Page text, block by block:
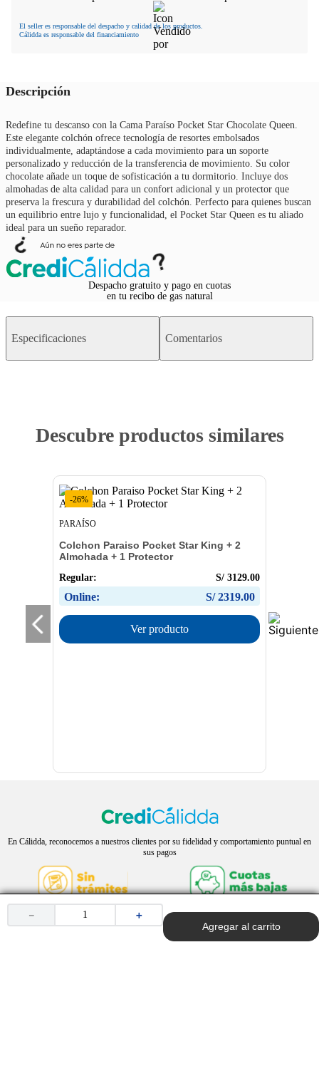
El seller es responsable del despacho y calidad de los productos.
Cálidda es responsable del financiamiento
＋
－
Agregar al carrito
Descripción
Redefine tu descanso con la Cama Paraíso Pocket Star Chocolate Queen.
Este elegante colchón ofrece tecnología de resortes embolsados
individualmente, adaptándose a cada movimiento para un soporte
personalizado y reducción de la transferencia de movimiento. Su color
chocolate añade un toque de sofisticación a tu dormitorio. Incluye dos
almohadas de alta calidad para un confort adicional y un protector que
preserva la frescura y durabilidad del colchón. Perfecto para quienes buscan
un equilibrio entre lujo y funcionalidad, el Pocket Star Queen es tu aliado
ideal para un sueño reparador.
Despacho gratuito y pago en cuotas
en tu recibo de gas natural
Especificaciones Comentarios
Descubre productos similares
-26%
PARAÍSO
Colchon Paraiso Pocket Star King + 2
Almohada + 1 Protector
Regular: S/ 3129.00
Online: S/2319.00
Ver producto
En Cálidda, reconocemos a nuestros clientes por su fidelidad y comportamiento puntual en
sus pagos
Marketplace oficial de Cálidda